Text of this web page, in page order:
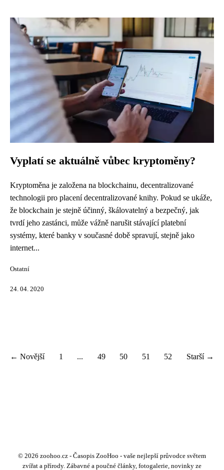
Vyplatí se aktuálně vůbec kryptoměny?
Kryptoměna je založena na blockchainu, decentralizované
technologii pro placení decentralizované knihy. Pokud se ukáže,
že blockchain je stejně účinný, škálovatelný a bezpečný, jak
tvrdí jeho zastánci, může vážně narušit stávající platební
systémy, které banky v současné době spravují, stejně jako
internet...
Ostatní
24. 04. 2020
← Novější 1 ... 49 50 51 52 Starší →
© 2026 zoohoo.cz - Časopis ZooHoo - vaše nejlepší průvodce světem
zvířat a přírody. Zábavné a poučné články, fotogalerie, novinky ze